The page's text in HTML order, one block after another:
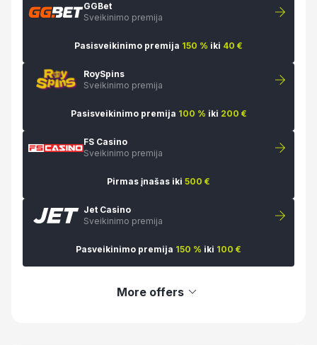
GGBet
Sveikinimo premija
Pasisveikinimo premija 150 % iki 40 €
RoySpins
Sveikinimo premija
Pasisveikinimo premija 100 % iki 200 €
FS Casino
Sveikinimo premija
Pirmas įnašas iki 500 €
Jet Casino
Sveikinimo premija
Pasveikinimo premija 150 % iki 100 €
More offers